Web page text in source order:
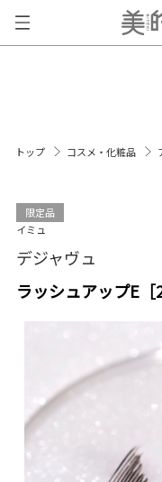
トップ コスメ・化粧品
限定品
イミュ
デジャヴュ
ラッシュアップE［